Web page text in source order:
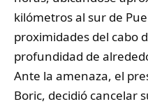
kilómetros al sur de
proximidades del cabo
profundidad de
Ante la amenaza, el
Boric, decidió cancelar